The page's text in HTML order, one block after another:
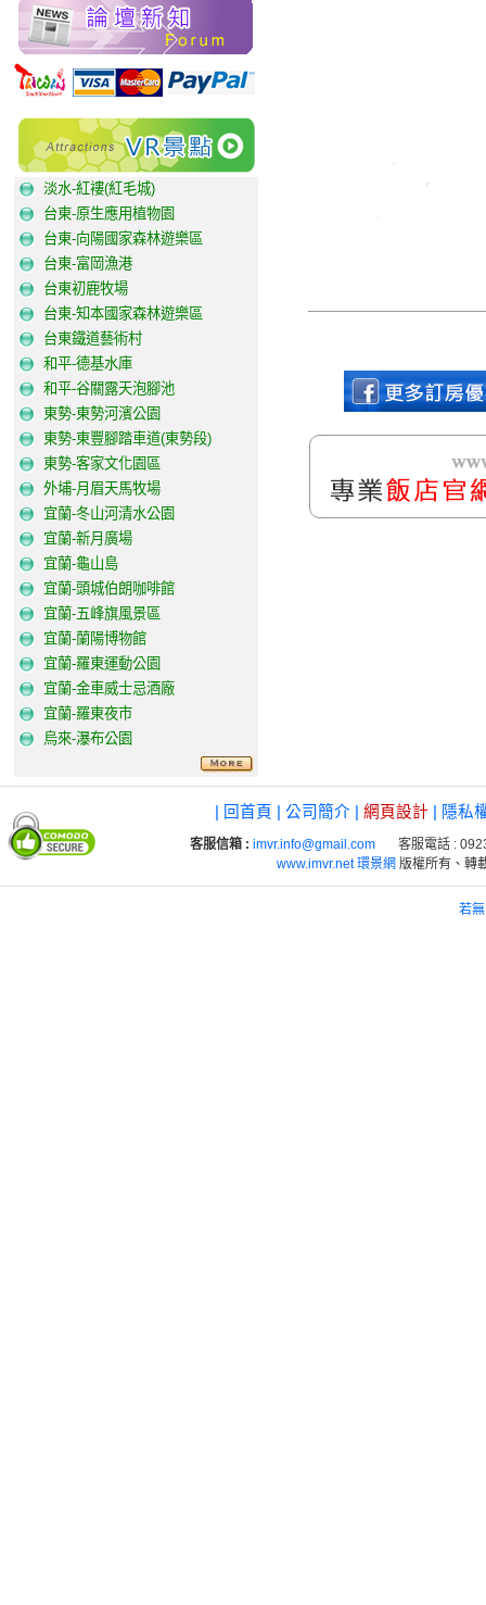
淡水-紅褸(紅毛城)
台東-原生應用植物園
台東-向陽國家森林遊樂區
台東-富岡漁港
台東初鹿牧場
台東-知本國家森林遊樂區
台東鐵道藝術村
和平-德基水庫
和平-谷關露天泡腳池
東勢-東勢河濱公園
東勢-東豐腳踏車道(東勢段)
東勢-客家文化園區
外埔-月眉天馬牧場
宜蘭-冬山河清水公園
宜蘭-新月廣場
宜蘭-龜山島
宜蘭-頭城伯朗咖啡館
宜蘭-五峰旗風景區
宜蘭-蘭陽博物館
宜蘭-羅東運動公園
宜蘭-金車威士忌酒廠
宜蘭-羅東夜市
烏來-瀑布公園